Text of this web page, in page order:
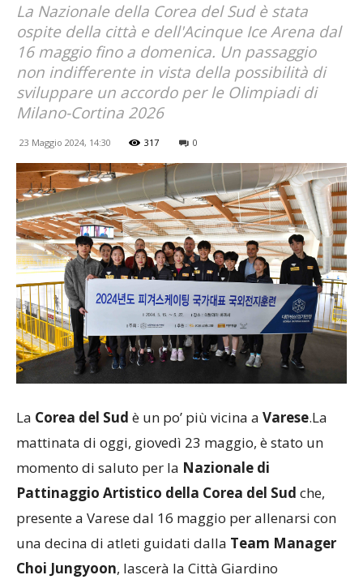
La Nazionale della Corea del Sud è stata
ospite della città e dell'Acinque Ice Arena dal
16 maggio fino a domenica. Un passaggio
non indifferente in vista della possibilità di
sviluppare un accordo per le Olimpiadi di
Milano-Cortina 2026
23 Maggio 2024, 14:30 317 0
La Corea del Sud è un po’ più vicina a Varese.La
mattinata di oggi, giovedì 23 maggio, è stato un
momento di saluto per la Nazionale di
Pattinaggio Artistico della Corea del Sud che,
presente a Varese dal 16 maggio per allenarsi con
una decina di atleti guidati dalla Team Manager
Choi Jungyoon, lascerà la Città Giardino